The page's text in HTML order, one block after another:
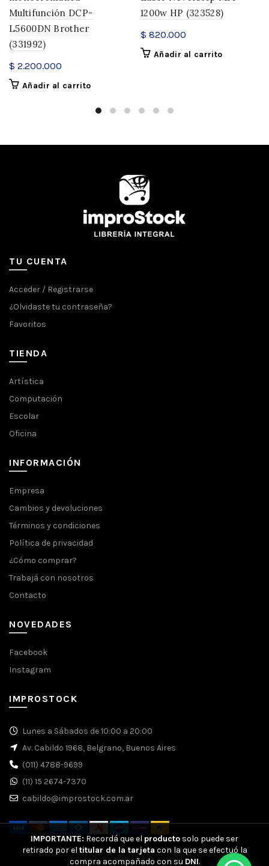
Multifunción DCP-
L5600DN Brother
(331992)
$ 2.200.000
Añadir al carrito
1200w HP (323528)
$ 820.000
Añadir al carrito
TU CUENTA
Acceder / Registrarse
¿Olvidaste tu contraseña?
Favoritos
TIENDA
Artística
Computación
Escolar
Oficina
INFORMACIÓN
Empresa
Cambios y devoluciones
Términos y condiciones
Política de privacidad
¿Cómo comprar?
Trabajá con nosotros
Contacto
NOVEDADES
Facebook
Instagram
IMPROSTOCK
Lunes a Sábados de 10:00 a 20:00
Av. Cabildo 1968, Belgrano, Buenos Aires
(011) 4788-9699
(11) 15 2674-7370
cabildo@improstock.com.ar
IMPORTANTE: Recordá que el producto solo puede ser
retirado por el titular de la tarjeta con la que se efectuó la
compra acompañado con su DNI.